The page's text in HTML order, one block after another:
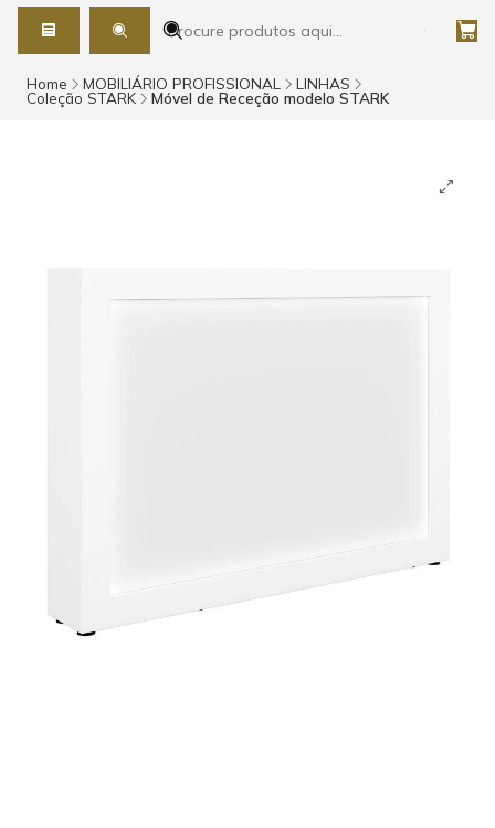
Home MOBILIÁRIO PROFISSIONAL LINHAS
Coleção STARK Móvel de Receção modelo STARK